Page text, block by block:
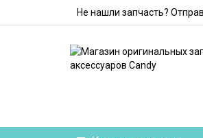
Не нашли запчасть?